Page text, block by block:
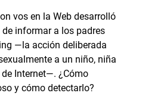
vos en la Web desarrolló
informar a los padres
—la acción deliberada
a un niño, niña
Internet—. ¿Cómo
y cómo detectarlo?